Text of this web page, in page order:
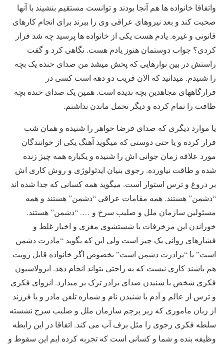
واتفاقا خانواده ها هم آنجا بودند و توانست مستقیم بنشیند با آنها
صحبت کند و بعد نیروهای عراقی وی را ببرند برای انجام کارهای
قانونی و غیره. یادم هست یکی از خانواده ها پرسید چه شد فرار
کردی؟ جواب دوستمان هنوز یادم هست. نگاهی کرد و گفت
راستش در بین نوارهایی که پخش میشد من صدای خنده یک بچه
را شنیدم. میدانید که الان قریب دو دهه است کسی در
قرارگاههای مجاهدین بچه ندیده است. همین یک صدای خنده بچه
طاقت را تمام کرده و دیگر تحمل ماندن نداشتم.
یا موارد دیگری که صدای فرضا خواهر را شنیده و همان شب
فرار کرده و یا حتی دوستی که میگوید آهنگ یکی از خوانندگان
مورد علاقه زمان جوانی اش را شنیده و یکباره همه چیز زنده
شده و طاقت نیاورده. رجوی بنیان ایدئولوژی و روش کاری اش
بر دروغ و ترس استوار است. میگوید همه کسانی که جدا شده اند
“دشمن” هستند. همه مقامات عراقی “دشمن” هستند و همه
مسئولین سازمان ملل و صلیب سرخ و …. “دشمن” هستند.
خوراندن این مزخرفات با شستشوی مغزی و اخبار غلط و
فشارهای روانی یک چیز است ولی این که بگوید “مادرت دشمن
است” یا “برادرت دشمن است” بخصوص اگر خانواده قابل رویت
هم باشند کاری نیست که به راحتی بتواند انجام دهد. ایزولاسیون
فکری شخص با شنیدن صدای برادر ترک بر میدارد. انزوای فکری
و ترس از عالم و آدم با شنیدن نام و شماره تلفن مادر و یا فرزند
از زبان ماموری که زیر پرچم سازمان ملل و صلیب سرخ نشسته
سلطه فکری رجوی را مثل برف آب می کند. اتفاقا در این رابطه
وظیفه بنده و شما و کسانی است که تجربه کرده ایم این سقوط و